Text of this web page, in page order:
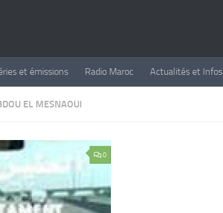
et émissions Radio Maroc Actualités et Infos
EL MESNAOUI
0